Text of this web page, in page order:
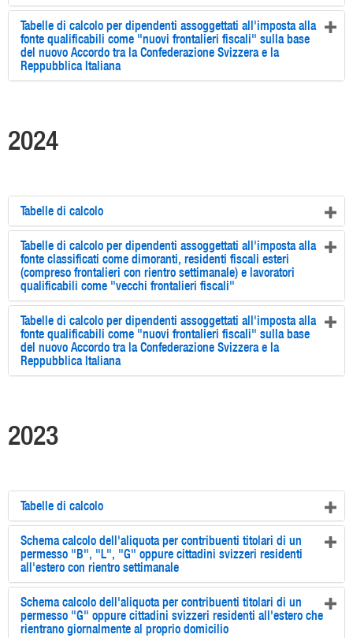
Tabelle di calcolo per dipendenti assoggettati all'imposta alla
fonte qualificabili come "nuovi frontalieri fiscali" sulla base
del nuovo Accordo tra la Confederazione Svizzera e la
Reppubblica Italiana
2024
Tabelle di calcolo
Tabelle di calcolo per dipendenti assoggettati all'imposta alla
fonte classificati come dimoranti, residenti fiscali esteri
(compreso frontalieri con rientro settimanale) e lavoratori
qualificabili come "vecchi frontalieri fiscali"
Tabelle di calcolo per dipendenti assoggettati all'imposta alla
fonte qualificabili come "nuovi frontalieri fiscali" sulla base
del nuovo Accordo tra la Confederazione Svizzera e la
Reppubblica Italiana
2023
Tabelle di calcolo
Schema calcolo dell'aliquota per contribuenti titolari di un
permesso "B", "L", "G" oppure cittadini svizzeri residenti
all'estero con rientro settimanale
Schema calcolo dell'aliquota per contribuenti titolari di un
permesso "G" oppure cittadini svizzeri residenti all'estero che
rientrano giornalmente al proprio domicilio